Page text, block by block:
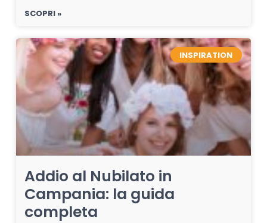
SCOPRI »
INSPIRATION
Addio al Nubilato in
Campania: la guida
completa